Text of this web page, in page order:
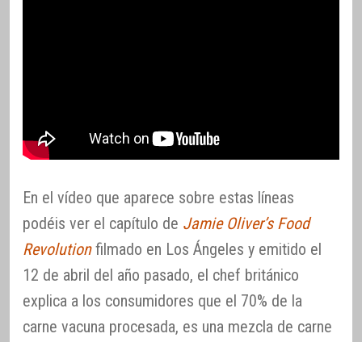
En el vídeo que aparece sobre estas líneas
podéis ver el capítulo de Jamie Oliver’s Food
Revolutionfilmado en Los Ángeles y emitido el
12 de abril del año pasado, el chef británico
explica a los consumidores que el 70% de la
carne vacuna procesada, es una mezcla de carne